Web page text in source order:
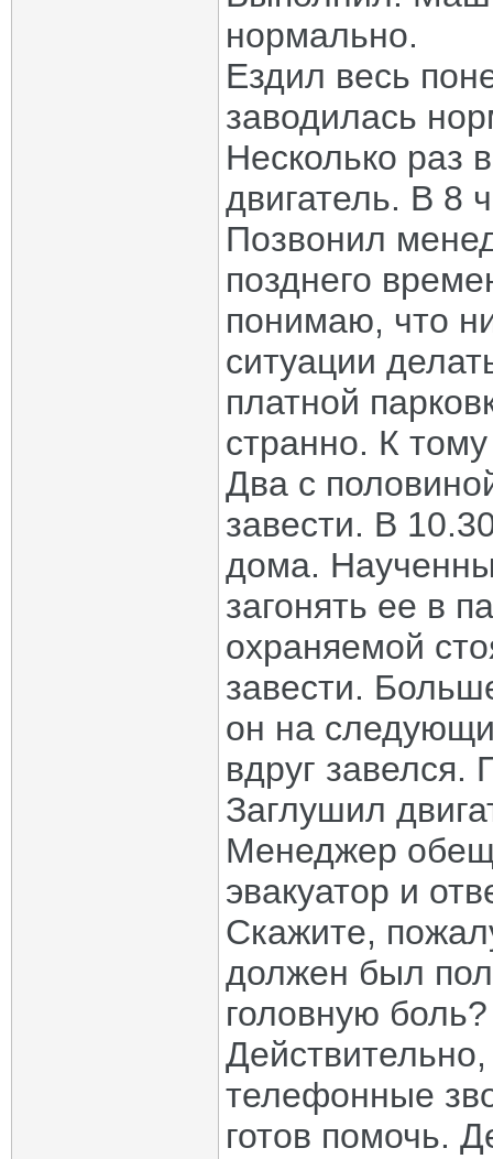
нормально.
Ездил весь
заводилась
Несколько раз
двигатель. В 8
Позвонил
позднего
понимаю, что
ситуации
платной
странно. К
Два с
завести. В
дома.
загонять ее в
охраняемой
завести.
он на
вдруг завелся.
Заглушил
Менеджер
эвакуатор и
Скажите,
должен был
головную боль?
телефонные
готов помочь.